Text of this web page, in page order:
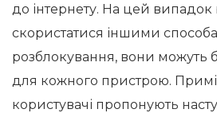
до інтернету. На цей
скористатися іншими
розблокування, вони можуть
для кожного пристрою.
користувачі пропонують